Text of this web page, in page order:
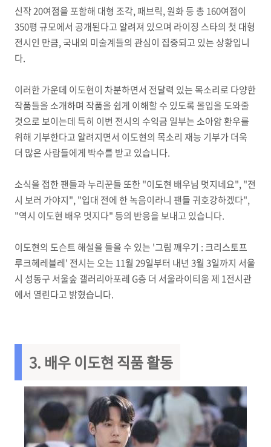
신작 20여점을 포함해 대형 조각, 패브릭, 원화 등 총 160여점이
350평 규모에서 공개된다고 알려져 있으며 라이징 스타의 첫 대형
전시인 만큼, 국내외 미술계들의 관심이 집중되고 있는 상황입니
다.
이러한 가운데 이도현이 차분하면서 전달력 있는 목소리로 다양한
작품들을 소개하며 작품을 쉽게 이해할 수 있도록 몰입을 도와줄
것으로 보이는데 특히 이번 전시의 수익금 일부는 소아암 환우를
위해 기부한다고 알려지면서 이도현의 목소리 재능 기부가 더욱
더 많은 사람들에게 박수를 받고 있습니다.
소식을 접한 팬들과 누리꾼들 또한 "이도현 배우님 멋지네요", "전
시 보러 가야지", "입대 전에 한 녹음이라니 팬들 귀호강하겠다",
"역시 이도현 배우 멋지다" 등의 반응을 보내고 있습니다.
이도현의 도슨트 해설을 들을 수 있는 '그림 깨우기 : 크리스토프
루크헤레블레' 전시는 오는 11월 29일부터 내년 3월 3일까지 서울
시 성동구 서울숲 갤러리아포레 G층 더 서울라이티움 제 1전시관
에서 열린다고 밝혔습니다.
3. 배우 이도현 직품 활동